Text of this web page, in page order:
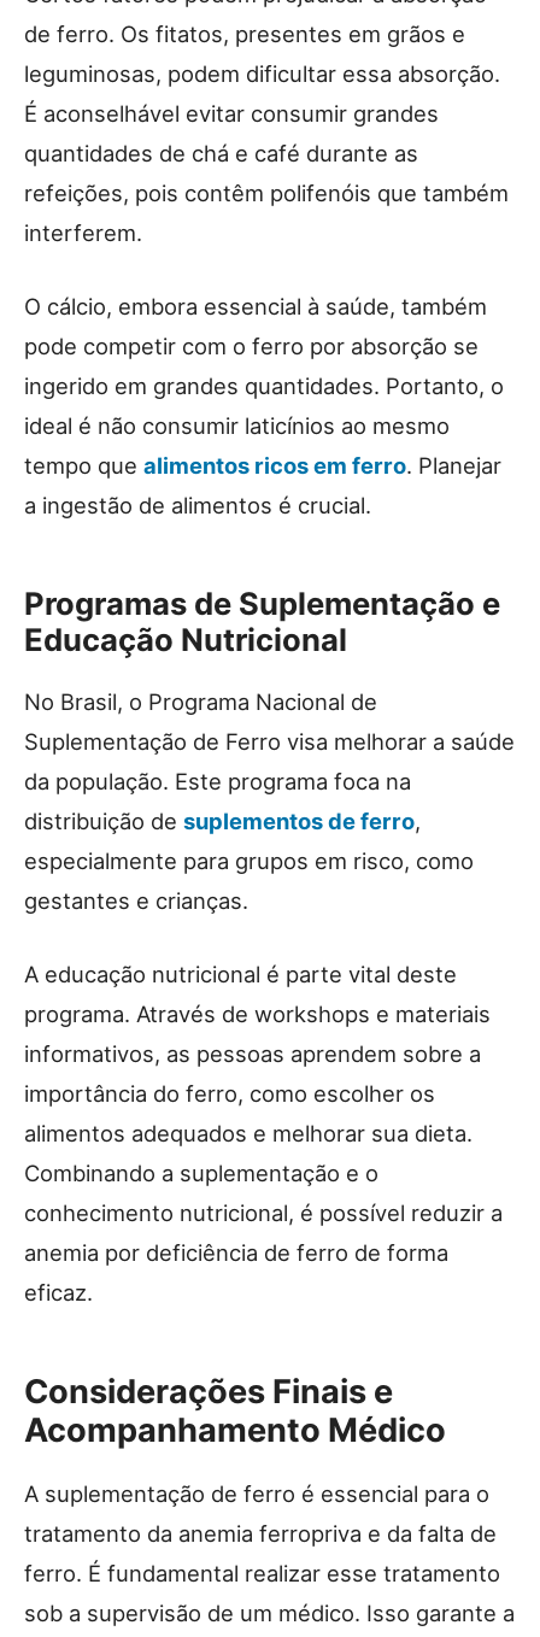
de ferro. Os fitatos, presentes em grãos e
leguminosas, podem dificultar essa absorção.
É aconselhável evitar consumir grandes
quantidades de chá e café durante as
refeições, pois contêm polifenóis que também
interferem.
O cálcio, embora essencial à saúde, também
pode competir com o ferro por absorção se
ingerido em grandes quantidades. Portanto, o
ideal é não consumir laticínios ao mesmo
tempo que alimentos ricos em ferro. Planejar
a ingestão de alimentos é crucial.
Programas de Suplementação e
Educação Nutricional
No Brasil, o Programa Nacional de
Suplementação de Ferro visa melhorar a saúde
da população. Este programa foca na
distribuição de suplementos de ferro,
especialmente para grupos em risco, como
gestantes e crianças.
A educação nutricional é parte vital deste
programa. Através de workshops e materiais
informativos, as pessoas aprendem sobre a
importância do ferro, como escolher os
alimentos adequados e melhorar sua dieta.
Combinando a suplementação e o
conhecimento nutricional, é possível reduzir a
anemia por deficiência de ferro de forma
eficaz.
Considerações Finais e
Acompanhamento Médico
A suplementação de ferro é essencial para o
tratamento da anemia ferropriva e da falta de
ferro. É fundamental realizar esse tratamento
sob a supervisão de um médico. Isso garante a